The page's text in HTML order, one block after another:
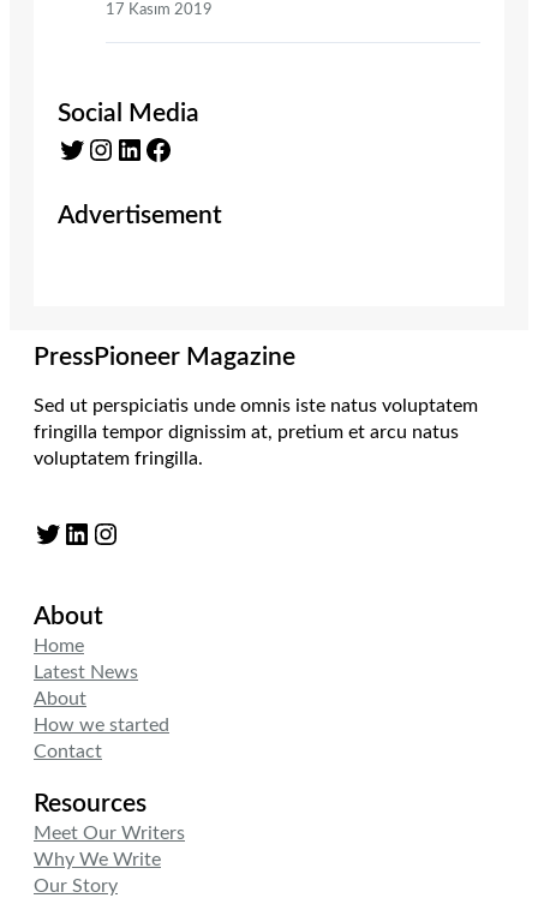
17 Kasım 2019
Social Media
Twitter Instagram LinkedIn Facebook
Advertisement
PressPioneer Magazine
Sed ut perspiciatis unde omnis iste natus voluptatem
fringilla tempor dignissim at, pretium et arcu natus
voluptatem fringilla.
Twitter LinkedIn Instagram
About
Home
Latest News
About
How we started
Contact
Resources
Meet Our Writers
Why We Write
Our Story